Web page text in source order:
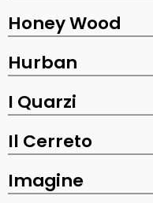
Honey Wood
Hurban
I Quarzi
Il Cerreto
Imagine